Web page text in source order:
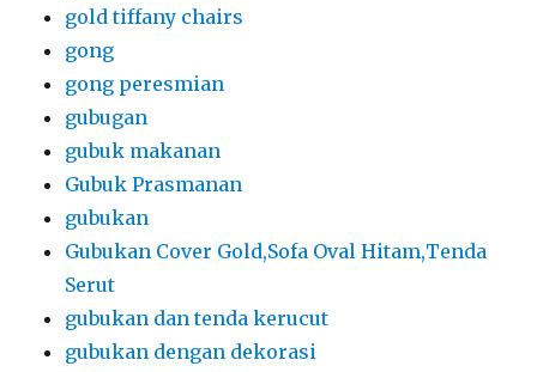
gold tiffany chairs
gong
gong peresmian
gubugan
gubuk makanan
Gubuk Prasmanan
gubukan
Gubukan Cover Gold,Sofa Oval Hitam,Tenda
Serut
gubukan dan tenda kerucut
gubukan dengan dekorasi